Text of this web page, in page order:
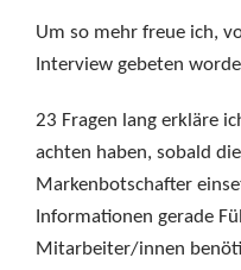
Um so mehr freue ich,
Interview gebeten
23 Fragen lang erkläre
achten haben, sobald
Markenbotschafter
Informationen gerade
Mitarbeiter/innen